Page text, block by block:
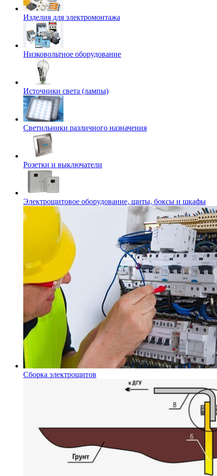
Изделия для электромонтажа
Низковольтное оборудование
Источники света (лампы)
Светильники различного назначения
Розетки и выключатели
Электрощитовое оборудование, щиты, боксы и шкафы
Сборка электрощитов